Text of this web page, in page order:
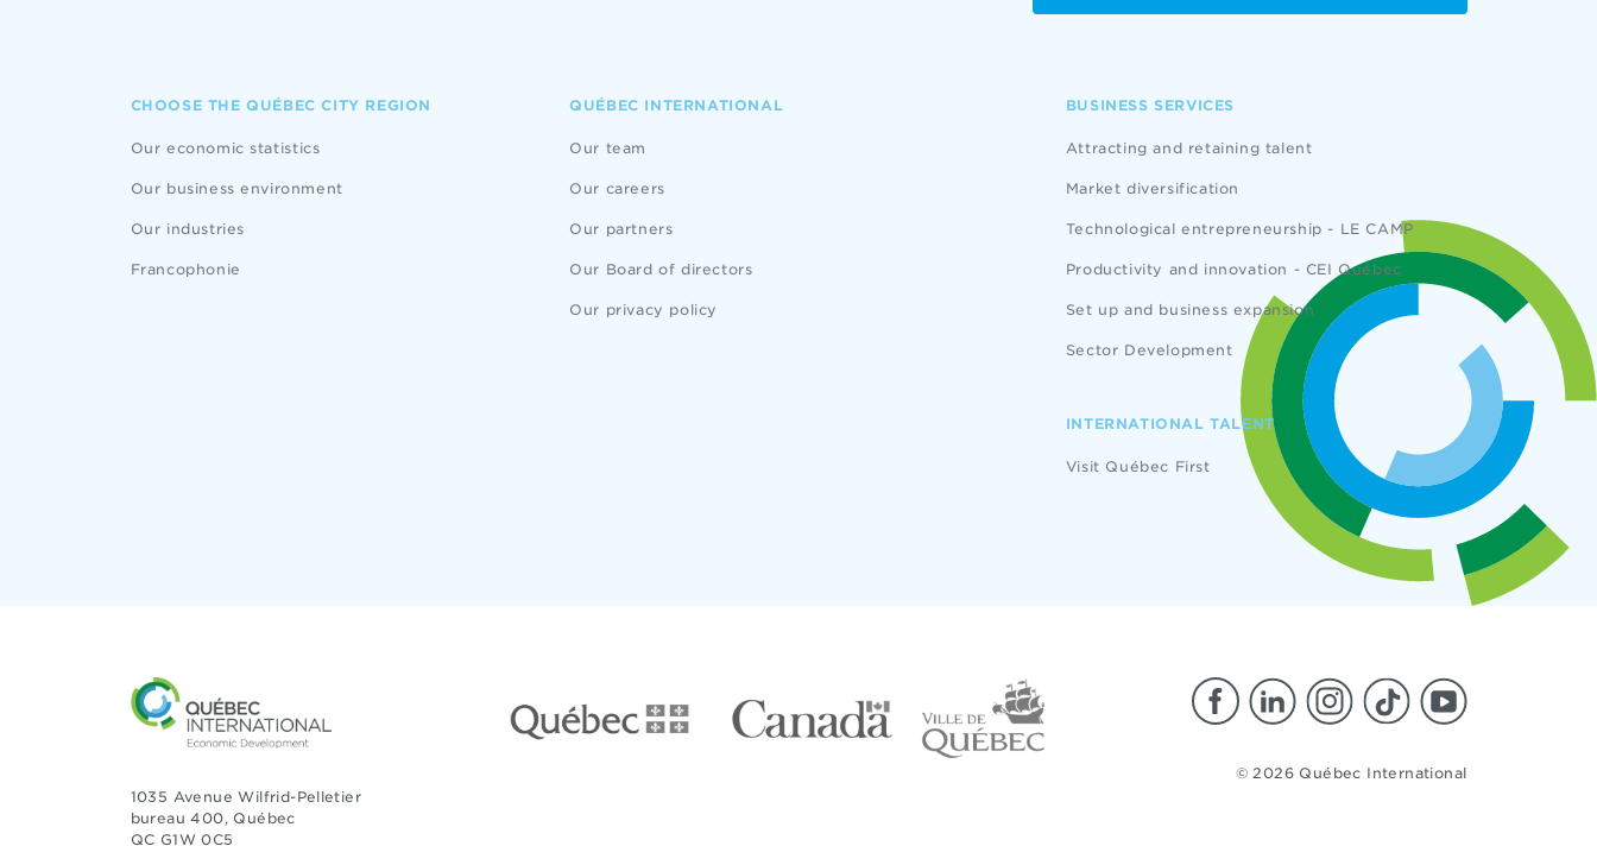
CHOOSE THE QUÉBEC CITY REGION
Our economic statistics
Our business environment
Our industries
Francophonie
QUÉBEC INTERNATIONAL
Our team
Our careers
Our partners
Our Board of directors
Our privacy policy
BUSINESS SERVICES
Attracting and retaining talent
Market diversification
Technological entrepreneurship - LE CAMP
Productivity and innovation - CEI Québec
Set up and business expansion
Sector Development
INTERNATIONAL TALENT
Visit Québec First
1035 Avenue Wilfrid-Pelletier
bureau 400, Québec
QC G1W 0C5
© 2026 Québec International